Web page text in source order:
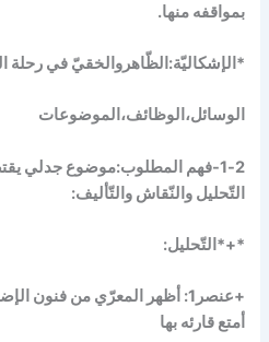
بمواقفه منها.
*الإشكاليّة:الظّاهروالخقيّ في رحلة
الوسائل،الوظائف،الموضوعات
1-2-فهم المطلوب:موضوع جدلي يقتضي
التّحليل والنّقاش والتّأليف:
*+*التّحليل:
+عنصر1: أظهر المعرّي من فنون
أمتع قارئه بها